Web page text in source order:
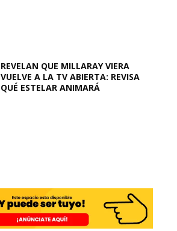
REVELAN QUE MILLARAY VIERA
VUELVE A LA TV ABIERTA: REVISA
QUÉ ESTELAR ANIMARÁ